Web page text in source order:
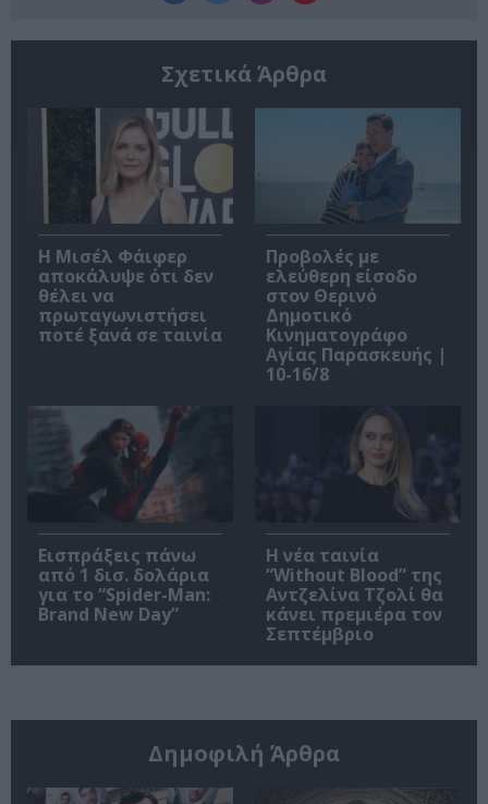
Σχετικά Άρθρα
Η Μισέλ Φάιφερ
αποκάλυψε ότι δεν
θέλει να
πρωταγωνιστήσει
ποτέ ξανά σε ταινία
Προβολές με
ελεύθερη είσοδο
στον Θερινό
Δημοτικό
Κινηματογράφο
Αγίας Παρασκευής |
10-16/8
Εισπράξεις πάνω
από 1 δισ. δολάρια
για το “Spider-Man:
Brand New Day”
Η νέα ταινία
“Without Blood” της
Αντζελίνα Τζολί θα
κάνει πρεμιέρα τον
Σεπτέμβριο
Δημοφιλή Άρθρα